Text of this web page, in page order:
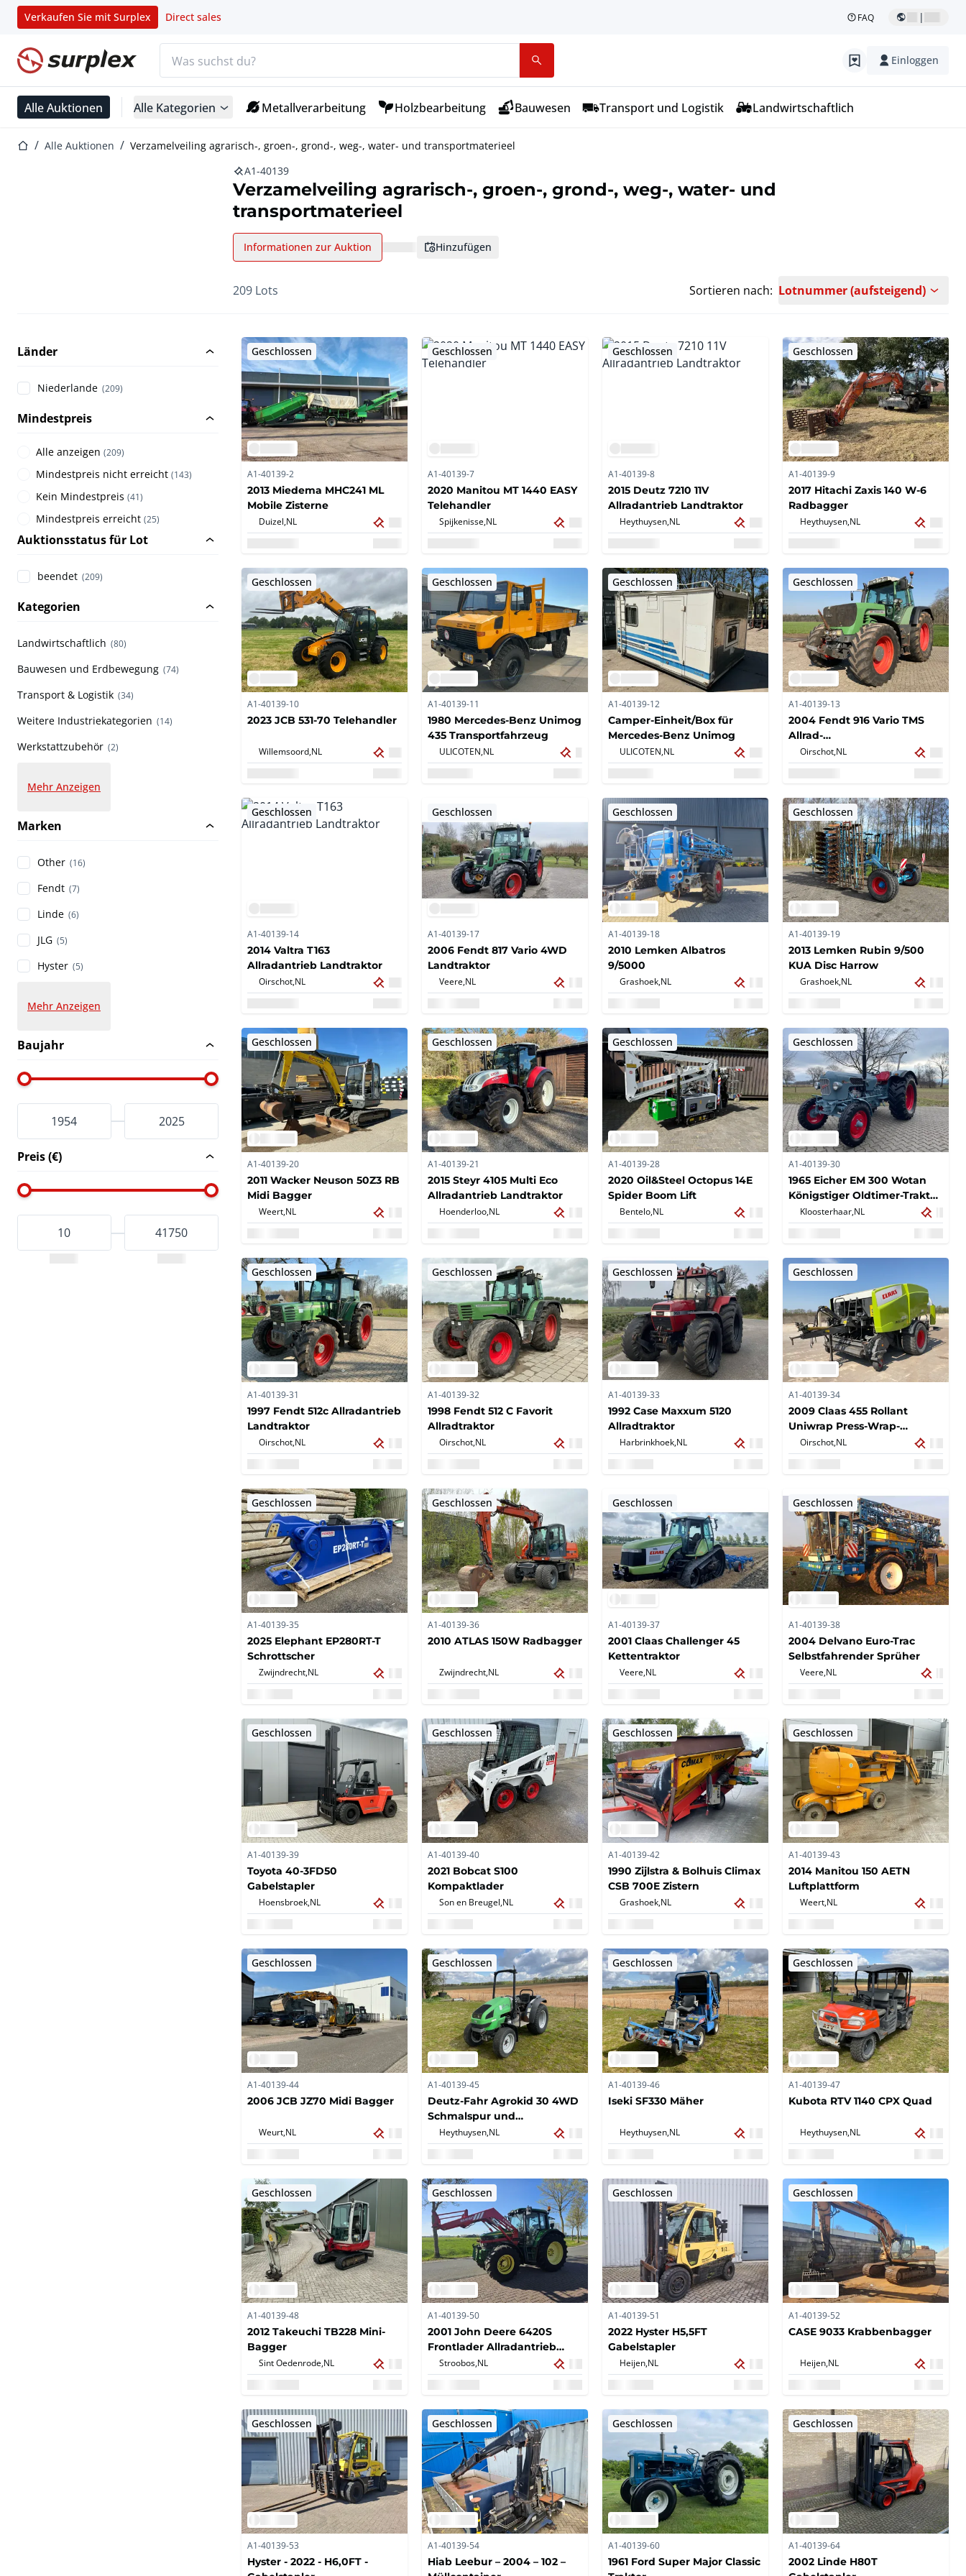
Verkaufen Sie mit Surplex Direct sales FAQ |
Startseite Einloggen
Alle Auktionen Alle Kategorien Metallverarbeitung Holzbearbeitung Bauwesen Transport und Logistik Landwirtschaftlich
StartseiteAlle Auktionen
Verzamelveiling agrarisch-, groen-, grond-, weg-, water- und transportmaterieel
A1-40139
Verzamelveiling agrarisch-, groen-, grond-, weg-, water- und
transportmaterieel
hinzufügen
Informationen zur Auktion
209 Lots Sortieren nach: Lotnummer (aufsteigend)
Länder
Niederlande (209)
Mindestpreis
Alle anzeigen (209)
Mindestpreis nicht erreicht (143)
Kein Mindestpreis (41)
Mindestpreis erreicht (25)
Auktionsstatus für Lot
beendet (209)
Kategorien
Landwirtschaftlich (80)
Bauwesen und Erdbewegung (74)
Transport & Logistik (34)
Weitere Industriekategorien (14)
Werkstattzubehör (2)
Mehr Anzeigen
Marken
Other (16)
Fendt (7)
Linde (6)
JLG (5)
Hyster (5)
Mehr Anzeigen
Baujahr
Preis (€)
Geschlossen
A1-40139-2
2013 Miedema MHC241 ML
Mobile Zisterne
Duizel, NL
Geschlossen
A1-40139-7
2020 Manitou MT 1440 EASY
Telehandler
Spijkenisse, NL
Geschlossen
A1-40139-8
2015 Deutz 7210 11V
Allradantrieb Landtraktor
Heythuysen, NL
Geschlossen
A1-40139-9
2017 Hitachi Zaxis 140 W-6
Radbagger
Heythuysen, NL
Geschlossen
A1-40139-10
2023 JCB 531-70 Telehandler
Willemsoord, NL
Geschlossen
A1-40139-11
1980 Mercedes-Benz Unimog
435 Transportfahrzeug
ULICOTEN, NL
Geschlossen
A1-40139-12
Camper-Einheit/Box für
Mercedes-Benz Unimog
ULICOTEN, NL
Geschlossen
A1-40139-13
2004 Fendt 916 Vario TMS
Allrad-
Landwirtschaftstraktor
Oirschot, NL
Geschlossen
A1-40139-14
2014 Valtra T163
Allradantrieb Landtraktor
Oirschot, NL
Geschlossen
A1-40139-17
2006 Fendt 817 Vario 4WD
Landtraktor
Veere, NL
Geschlossen
A1-40139-18
2010 Lemken Albatros
9/5000
Grashoek, NL
Geschlossen
A1-40139-19
2013 Lemken Rubin 9/500
KUA Disc Harrow
Grashoek, NL
Geschlossen
A1-40139-20
2011 Wacker Neuson 50Z3 RB
Midi Bagger
Weert,NL
Geschlossen
A1-40139-21
2015 Steyr 4105 Multi Eco
Allradantrieb Landtraktor
Hoenderloo,NL
Geschlossen
A1-40139-28
2020 Oil&Steel Octopus 14E
Spider Boom Lift
Bentelo,NL
Geschlossen
A1-40139-30
1965 Eicher EM 300 Wotan
Königstiger Oldtimer-Traktor
40 km/h
Kloosterhaar,NL
Geschlossen
A1-40139-31
1997 Fendt 512c Allradantrieb
Landtraktor
Oirschot, NL
Geschlossen
A1-40139-32
1998 Fendt 512 C Favorit
Allradtraktor
Oirschot, NL
Geschlossen
A1-40139-33
1992 Case Maxxum 5120
Allradtraktor
Harbrinkhoek, NL
Geschlossen
A1-40139-34
2009 Claas 455 Rollant
Uniwrap Press-Wrap-
Kombination
Oirschot, NL
Geschlossen
A1-40139-35
2025 Elephant EP280RT-T
Schrottscher
Zwijndrecht, NL
Geschlossen
A1-40139-36
2010 ATLAS 150W Radbagger
Zwijndrecht, NL
Geschlossen
A1-40139-37
2001 Claas Challenger 45
Kettentraktor
Veere, NL
Geschlossen
A1-40139-38
2004 Delvano Euro-Trac
Selbstfahrender Sprüher
Veere, NL
Geschlossen
A1-40139-39
Toyota 40-3FD50
Gabelstapler
Hoensbroek, NL
Geschlossen
A1-40139-40
2021 Bobcat S100
Kompaktlader
Son en Breugel, NL
Geschlossen
A1-40139-42
1990 Zijlstra & Bolhuis Climax
CSB 700E Zistern
Grashoek, NL
Geschlossen
A1-40139-43
2014 Manitou 150 AETN
Luftplattform
Weert, NL
Geschlossen
A1-40139-44
2006 JCB JZ70 Midi Bagger
Weurt,NL
Geschlossen
A1-40139-45
Deutz-Fahr Agrokid 30 4WD
Schmalspur und
Kompakttraktor
Heythuysen,NL
Geschlossen
A1-40139-46
Iseki SF330 Mäher
Heythuysen,NL
Geschlossen
A1-40139-47
Kubota RTV 1140 CPX Quad
Heythuysen,NL
Geschlossen
A1-40139-48
2012 Takeuchi TB228 Mini-
Bagger
Sint Oedenrode, NL
Geschlossen
A1-40139-50
2001 John Deere 6420S
Frontlader Allradantrieb
Landtraktor
Stroobos, NL
Geschlossen
A1-40139-51
2022 Hyster H5,5FT
Gabelstapler
Heijen, NL
Geschlossen
A1-40139-52
CASE 9033 Krabbenbagger
Heijen, NL
Geschlossen
A1-40139-53
Hyster - 2022 - H6,0FT -
Geschlossen
A1-40139-54
Hiab Leebur – 2004 – 102 –
Geschlossen
A1-40139-60
1961 Ford Super Major Classic
Geschlossen
A1-40139-64
2002 Linde H80T